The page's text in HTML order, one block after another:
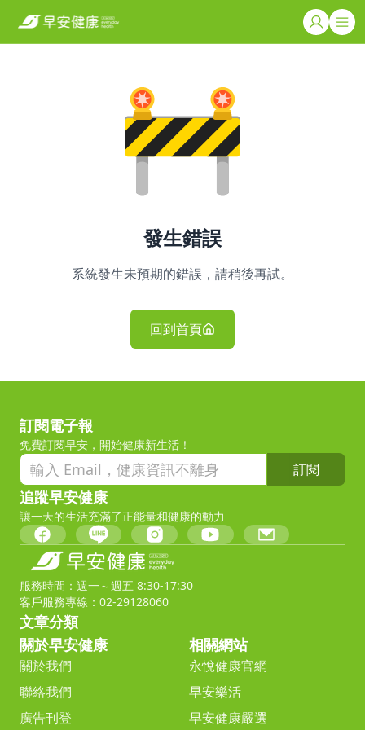
發生錯誤
系統發生未預期的錯誤，請稍後再試。
回到首頁
訂閱電子報
免費訂閱早安，開始健康新生活！
訂閱
追蹤早安健康
讓一天的生活充滿了正能量和健康的動力
服務時間：週一～週五 8:30-17:30
客戶服務專線：02-29128060
文章分類
關於早安健康
關於我們
聯絡我們
廣告刊登
相關網站
永悅健康官網
早安樂活
早安健康嚴選